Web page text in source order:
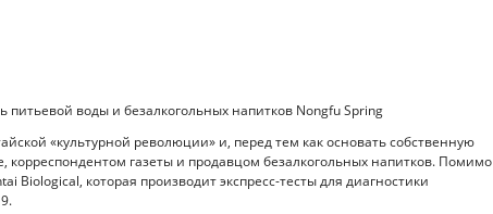
питьевой воды и безалкогольных напитков Nongfu Spring
«культурной революции» и, перед тем как основать собственную
корреспондентом газеты и продавцом безалкогольных напитков. Помимо
Biological, которая производит экспресс-тесты для диагностики